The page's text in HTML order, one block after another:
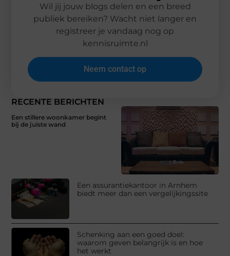
RECENTE BERICHTEN
Een stillere woonkamer begint
bij de juiste wand
Een assurantiekantoor in Arnhem
biedt meer dan een vergelijkingssite
Schenking aan een goed doel:
waarom geven belangrijk is en hoe
het werkt
Wil jij jouw blogs delen en een breed
publiek bereiken? Wacht niet langer en
registreer je vandaag nog op
kennisruimte.nl
Neem contact op